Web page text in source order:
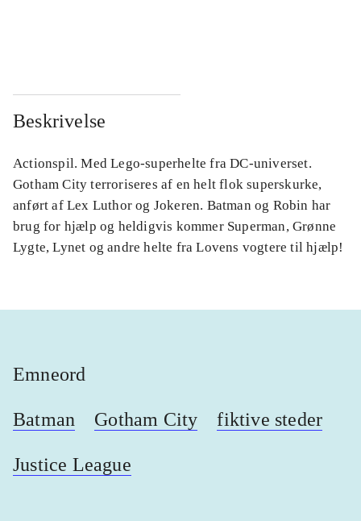
Beskrivelse
Actionspil. Med Lego-superhelte fra DC-universet.
Gotham City terroriseres af en helt flok superskurke,
anført af Lex Luthor og Jokeren. Batman og Robin har
brug for hjælp og heldigvis kommer Superman, Grønne
Lygte, Lynet og andre helte fra Lovens vogtere til hjælp!
Emneord
Batman Gotham City fiktive steder
Justice League